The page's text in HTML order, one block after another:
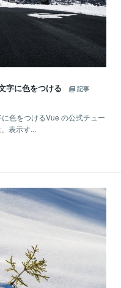
字に色をつける
記事
色をつけるVue の公式チュー
表示す...